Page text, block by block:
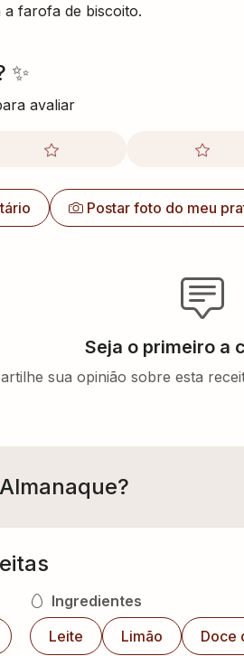
farofa de biscoito.
✨
avaliar
Postar foto do meu
Seja o primeiro a
sua opinião sobre esta
Ingredientes
Leite
Limão Doce